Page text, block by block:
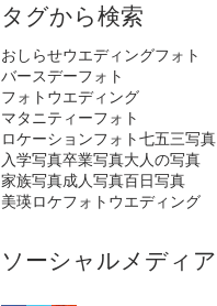
タグから検索
おしらせウエディングフォト
バースデーフォト
フォトウエディング
マタニティーフォト
ロケーションフォト七五三写真
入学写真卒業写真大人の写真
家族写真成人写真百日写真
美瑛ロケフォトウエディング
ソーシャルメディア